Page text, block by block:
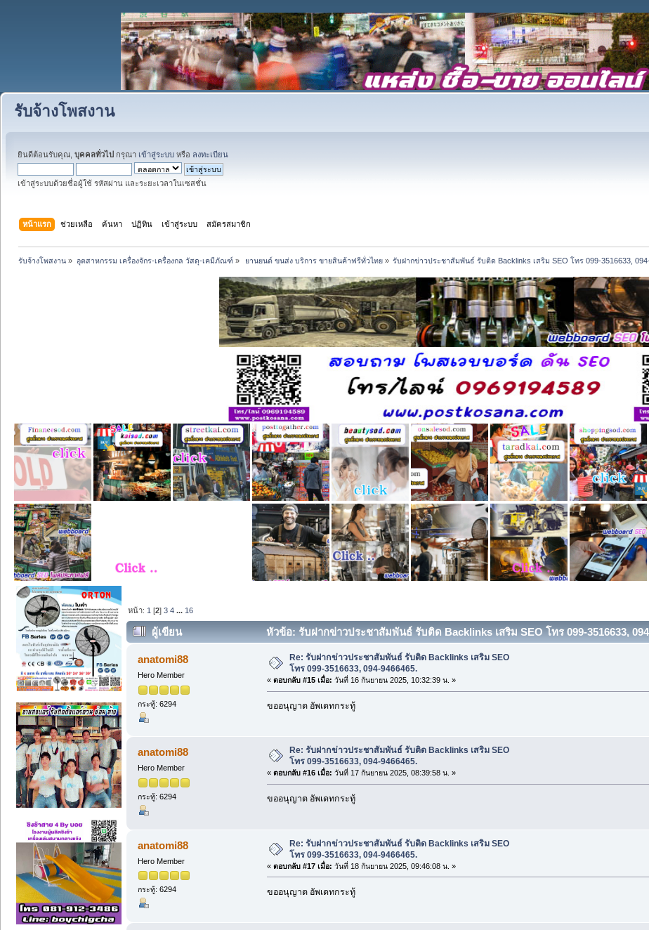
รับจ้างโพสงาน
ยินดีต้อนรับคุณ, บุคคลทั่วไป กรุณา เข้าสู่ระบบ หรือ ลงทะเบียน
เข้าสู่ระบบด้วยชื่อผู้ใช้ รหัสผ่าน และระยะเวลาในเซสชั่น
หน้าแรก ช่วยเหลือ ค้นหา ปฏิทิน เข้าสู่ระบบ สมัครสมาชิก
รับจ้างโพสงาน » อุตสาหกรรม เครื่องจักร-เครื่องกล วัสดุ-เคมีภัณฑ์ » ยานยนต์ ขนส่ง บริการ ขายสินค้าฟรีทั่วไทย» รับฝากข่าวประชาสัมพันธ์ รับติด Backlinks เสริม SEO โทร 099-3516633,
หน้า: 1 [2]3 4 ... 16
ผู้เขียน
หัวข้อ: รับฝากข่าวประชาสัมพันธ์ รับติด Backlinks เสริม SEO โทร 099-3516633,
anatomi88
Hero Member
กระทู้: 6294
Re: รับฝากข่าวประชาสัมพันธ์ รับติด Backlinks เสริม SEO
โทร 099-3516633, 094-9466465.
« ตอบกลับ #15 เมื่อ: วันที่ 16 กันยายน 2025, 10:32:39 น. »
ขออนุญาต อัพเดทกระทู้
anatomi88
Hero Member
กระทู้: 6294
Re: รับฝากข่าวประชาสัมพันธ์ รับติด Backlinks เสริม SEO
โทร 099-3516633, 094-9466465.
« ตอบกลับ #16 เมื่อ: วันที่ 17 กันยายน 2025, 08:39:58 น. »
ขออนุญาต อัพเดทกระทู้
anatomi88
Hero Member
กระทู้: 6294
Re: รับฝากข่าวประชาสัมพันธ์ รับติด Backlinks เสริม SEO
โทร 099-3516633, 094-9466465.
« ตอบกลับ #17 เมื่อ: วันที่ 18 กันยายน 2025, 09:46:08 น. »
ขออนุญาต อัพเดทกระทู้